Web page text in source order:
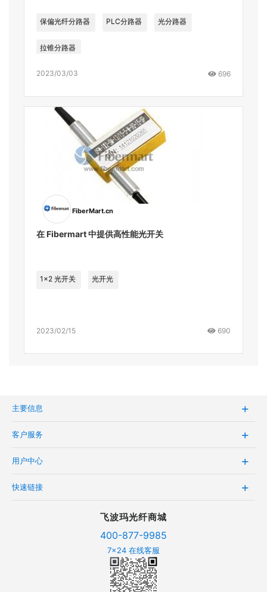
保偏光纤分路器 PLC分路器 光分路器
拉锥分路器
2023/03/03 696
FiberMart.cn
在 Fibermart 中提供高性能光开关
1x2 光开关 光开光
2023/02/15 690
主要信息
客户服务
用户中心
快速链接
飞波玛光纤商城
400-877-9985
7x24 在线客服